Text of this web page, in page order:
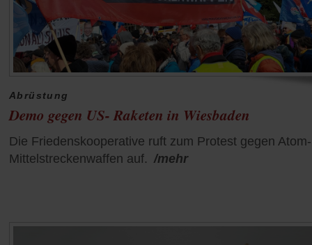
Abrüstung
Demo gegen US- Raketen in Wiesbaden
Die Friedenskooperative ruft zum Protest gegen
Mittelstreckenwaffen auf. /mehr